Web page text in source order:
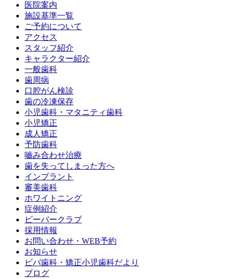
医院案内
施設基準一覧
ご予約について
アクセス
スタッフ紹介
キャラクター紹介
一般歯科
歯周病
口腔がん検診
歯の冷凍保存
小児歯科・マタニティ歯科
小児矯正
成人矯正
予防歯科
嚙み合わせ治療
歯を失ってしまった方へ
インプラント
審美歯科
ホワイトニング
症例紹介
ビーバークラブ
採用情報
お問い合わせ・WEB予約
お知らせ
ビバ歯科・矯正小児歯科だより
ブログ